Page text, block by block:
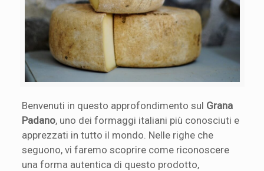
Benvenuti in questo approfondimento sul Grana
Padano, uno dei formaggi italiani più conosciuti e
apprezzati in tutto il mondo. Nelle righe che
seguono, vi faremo scoprire come riconoscere
una forma autentica di questo prodotto,